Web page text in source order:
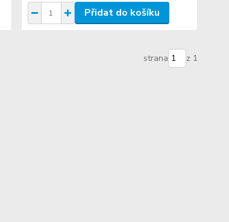
Přidat do košíku
strana z 1